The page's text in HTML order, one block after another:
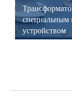
устройством